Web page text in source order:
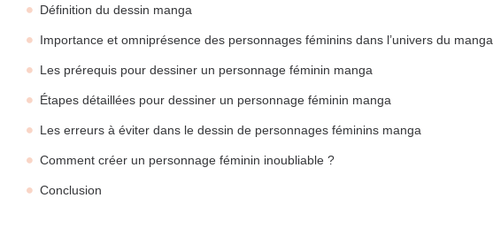
Définition du dessin manga
Importance et omniprésence des personnages féminins dans l’univers du manga
Les prérequis pour dessiner un personnage féminin manga
Étapes détaillées pour dessiner un personnage féminin manga
Les erreurs à éviter dans le dessin de personnages féminins manga
Comment créer un personnage féminin inoubliable ?
Conclusion